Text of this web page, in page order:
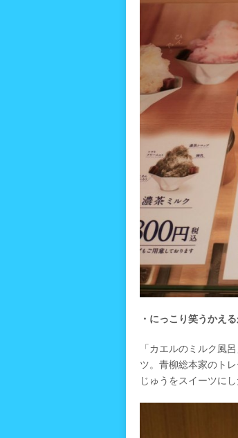
・にっこり笑うかえ
「カエルのミルク風
ツ。青柳総本家のト
じゅうをスイーツにし